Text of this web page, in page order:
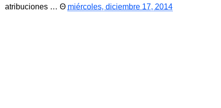
atribuciones …
miércoles, diciembre 17, 2014